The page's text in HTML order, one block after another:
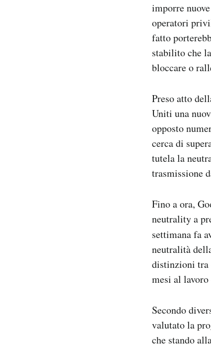
imporre
operatori
fatto
stabilito che
bloccare o
Preso atto
Uniti una
opposto
cerca di
tutela la
trasmissione
Fino a ora,
neutrality a
settimana fa
neutralità
distinzioni tra
mesi al
Secondo
valutato la
che stando